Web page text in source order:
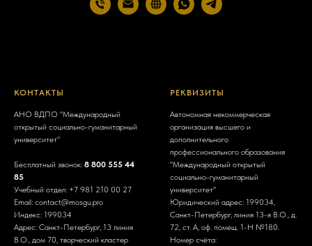
КОНТАКТЫ
АНО ВДПО "Международный
открытый социально-гуманитарный
университет"
Бесплатный звонок: 8 800 555 44
85
Учебный отдел: +7 981 210 00 27
Email: contact@mosgu.pro
Индекс: 199034
Адрес: Санкт-Петербург, 13 линия
В.О., дом 70, творческий кластер
РЕКВИЗИТЫ
Автономная некоммерческая
организация высшего и
дополнительного
профессионального образования
"Международный открытый
социально-гуманитарный
университет"
Юридический адрес: 199034,
Санкт-Петербург, линия 13-я В.О., д.
72, ст. А, оф. помещ. 1-Н №180.
Номер счёта: